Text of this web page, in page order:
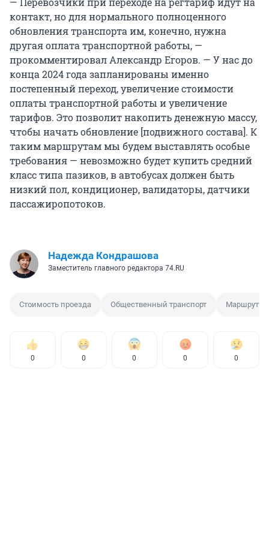
контакт, но для нормального полноценного
обновления транспорта им, конечно, нужна
другая оплата транспортной работы, —
прокомментировал Александр Егоров. — У нас до
конца 2024 года запланированы именно
постепенный переход, увеличение стоимости
оплаты транспортной работы и увеличение
тарифов. Это позволит накопить денежную массу,
чтобы начать обновление [подвижного состава]. К
таким маршрутам мы будем выставлять особые
требования — невозможно будет купить средний
класс типа пазиков, в автобусах должен быть
низкий пол, кондиционер, валидаторы, датчики
пассажиропотоков.
Надежда Кондрашова
Заместитель главного редактора 74.RU
Стоимость проезда Общественный транспорт Маршрутка
0 0 0 0 0